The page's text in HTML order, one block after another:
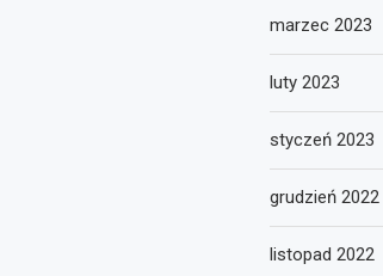
marzec 2023
luty 2023
styczeń 2023
grudzień 2022
listopad 2022